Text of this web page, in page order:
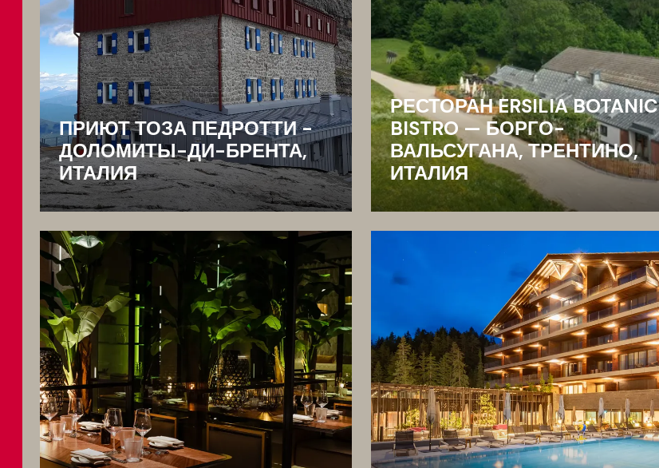
ПРИЮТ ТОЗА ПЕДРОТТИ -
ДОЛОМИТЫ-ДИ-БРЕНТА,
ИТАЛИЯ
РЕСТОРАН ERSILIA BOTANIC
BISTRO — БОРГО-
ВАЛЬСУГАНА, ТРЕНТИНО,
ИТАЛИЯ